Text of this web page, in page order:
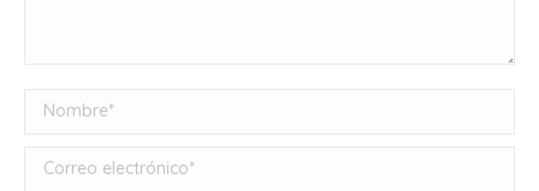
Nombre *
Correo electrónico *